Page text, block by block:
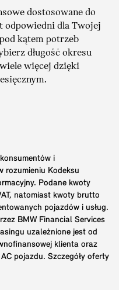
dostosowane do
odpowiedni dla Twojej
kątem potrzeb
długość okresu
więcej dzięki
i
rozumieniu Kodeksu
Podane kwoty
natomiast kwoty brutto
pojazdów i usług.
BMW Financial Services
uzależnione jest od
klienta oraz
pojazdu. Szczegóły oferty